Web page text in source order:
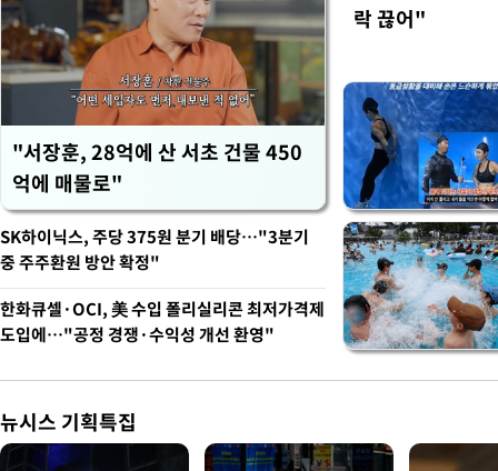
"서장훈, 28억에 산 서초 건물 450
억에 매물로"
락 끊어"
SK하이닉스, 주당 375원 분기 배당…"3분기
중 주주환원 방안 확정"
한화큐셀·OCI, 美 수입 폴리실리콘 최저가격제
도입에…"공정 경쟁·수익성 개선 환영"
뉴시스 기획특집